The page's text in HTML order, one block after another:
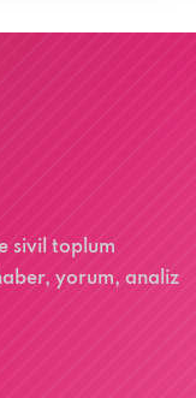
sivil toplum
yorum, analiz